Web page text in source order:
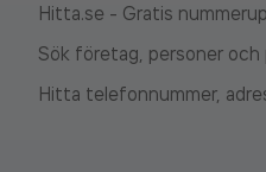
Hitta.se - Gratis
Sök företag, personer och
Hitta telefonnummer,